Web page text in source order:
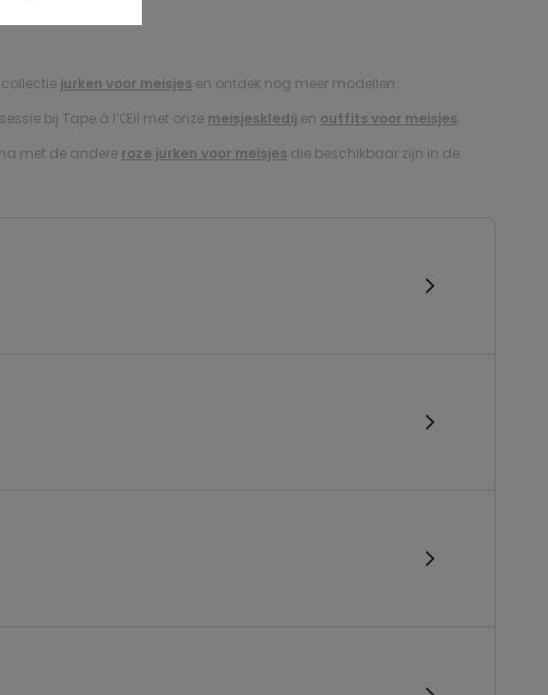
jurken voor meisjes en ontdek nog meer modellen.
bij Tape à l’Œil met onze meisjeskledij en outfits voor meisjes.
met de andere roze jurken voor meisjes die beschikbaar zijn in de